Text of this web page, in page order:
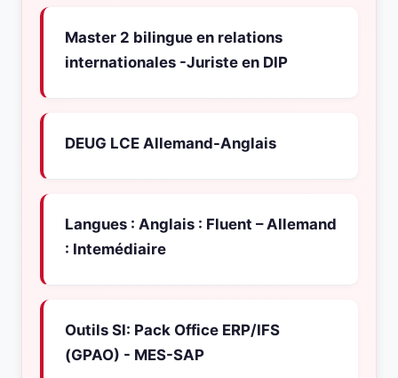
Master 2 bilingue en relations
internationales -Juriste en DIP
DEUG LCE Allemand-Anglais
Langues : Anglais : Fluent – Allemand
: Intemédiaire
Outils SI: Pack Office ERP/IFS
(GPAO) - MES-SAP